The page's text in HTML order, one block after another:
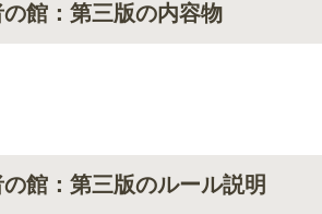
館：第三版の内容物
館：第三版のルール説明